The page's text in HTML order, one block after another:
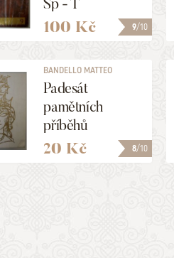
9/10
100 Kč
8/10
BANDELLO MATTEO
Padesát
pamětních
příběhů
20 Kč